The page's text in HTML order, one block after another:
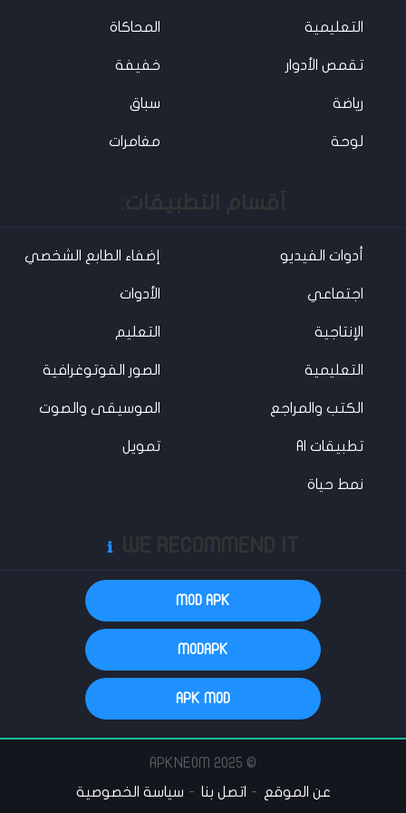
التعليمية المحاكاة
تقمص الأدوار خفيفة
رياضة سباق
لوحة مغامرات
أدوات الفيديو إضفاء الطابع الشخصي
اجتماعي الأدوات
الإنتاجية التعليم
التعليمية الصور الفوتوغرافية
الكتب والمراجع الموسيقى والصوت
تطبيقات AI تمويل
نمط حياة
ℹ️
MOD APK
MODAPK
APK MOD
© 2025 APKNEOM
عن الموقع
اتصل بنا سياسة الخصوصية